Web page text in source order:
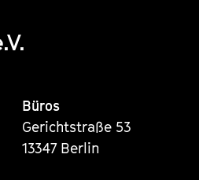
Büros
Gerichtstraße 53
13347 Berlin